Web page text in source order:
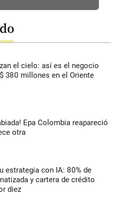
el cielo: así es el negocio
380 millones en el Oriente
Epa Colombia reapareció
otra
estrategia con IA: 80% de
y cartera de crédito
diez